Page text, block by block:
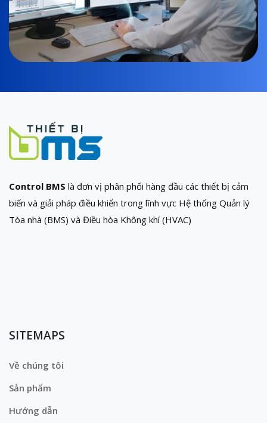
Control BMS là đơn vị phân phối hàng đầu các thiết bị cảm
biến và giải pháp điều khiển trong lĩnh vực Hệ thống Quản lý
Tòa nhà (BMS) và Điều hòa Không khí (HVAC)
SITEMAPS
Về chúng tôi
Sản phẩm
Hướng dẫn